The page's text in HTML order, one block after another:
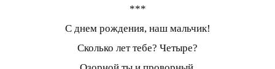
***
С днем рождения, наш мальчик!
Сколько лет тебе? Четыре?